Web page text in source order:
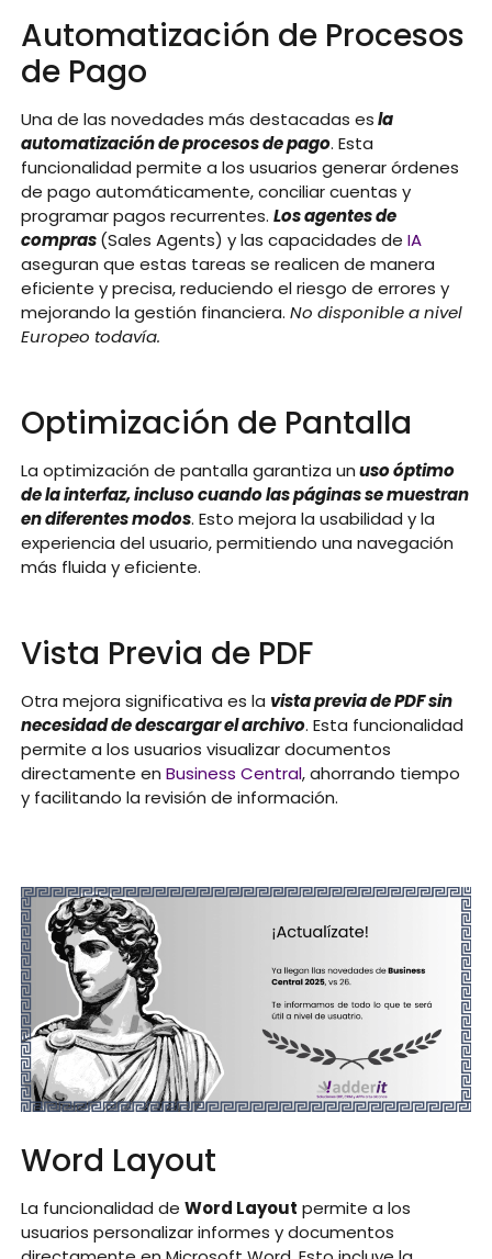
Automatización de Procesos
de Pago
Una de las novedades más destacadas esla
automatización de procesos de pago. Esta
funcionalidad permite a los usuarios generar órdenes
de pago automáticamente, conciliar cuentas y
programar pagos recurrentes. Los agentes de
compras(Sales Agents) y las capacidades de IA
aseguran que estas tareas se realicen de manera
eficiente y precisa, reduciendo el riesgo de errores y
mejorando la gestión financiera. No disponible a nivel
Europeo todavía.
Optimización de Pantalla
La optimización de pantalla garantiza unuso óptimo
de la interfaz, incluso cuando las páginas se muestran
en diferentes modos. Esto mejora la usabilidad y la
experiencia del usuario, permitiendo una navegación
más fluida y eficiente.
Vista Previa de PDF
Otra mejora significativa es la vista previa de PDF sin
necesidad de descargar el archivo. Esta funcionalidad
permite a los usuarios visualizar documentos
directamente en Business Central, ahorrando tiempo
y facilitando la revisión de información.
Word Layout
La funcionalidad de Word Layout permite a los
usuarios personalizar informes y documentos